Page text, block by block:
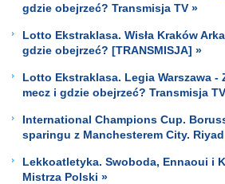
gdzie obejrzeć? Transmisja TV »
Lotto Ekstraklasa. Wisła Kraków
gdzie obejrzeć? [TRANSMISJA] »
Lotto Ekstraklasa. Legia Warszawa -
mecz i gdzie obejrzeć? Transmisja
International Champions Cup.
sparingu z Manchesterem City.
Lekkoatletyka. Swoboda, Ennaoui i
Mistrza Polski »